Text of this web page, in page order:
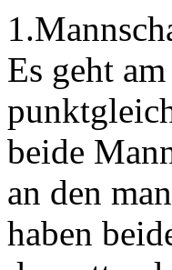
Es geht
beide
an den
haben